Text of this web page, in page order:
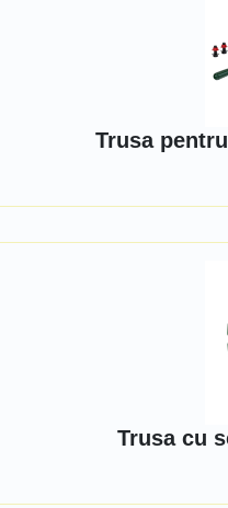
Trusa
Trusa cu